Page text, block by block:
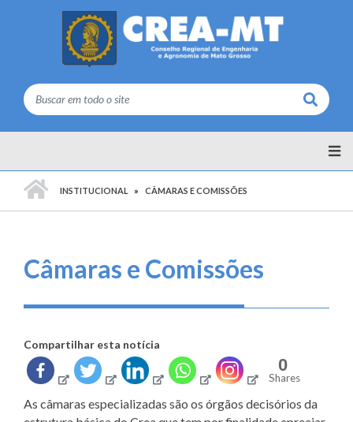
Buscar
INSTITUCIONAL CÂMARAS E COMISSÕES
Câmaras e Comissões
Compartilhar esta notícia
0
Shares
As câmaras especializadas são os órgãos decisórios da